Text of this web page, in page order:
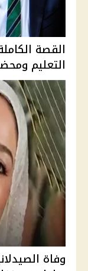
التعليم
وفاة